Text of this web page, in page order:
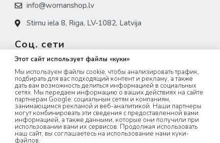
info@womanshop.lv
Stirnu iela 8, Riga, LV-1082, Latvija
Соц. сети
womanshop.lv
womanshop.lv (NAIL)
womanshop.lv (KOREA)
Этот сайт использует файлы «куки»
Мы используем файлы cookie, чтобы анализировать трафик,
подбирать для вас подходящий контент и рекламу, а также
дать вам возможность делиться информацией в социальных
сетях. Мы передаем информацию о ваших действиях на сайте
партнерам Google: социальным сетям и компаниям,
занимающимся рекламой и веб-аналитикой. Наши партнеры
могут комбинировать эти сведения с предоставленной вами
информацией, а также данными, которые они получили при
использовании вами их сервисов. Продолжая использовать
наш сайт, вы соглашаетесь на использование нами куки-
файлов.